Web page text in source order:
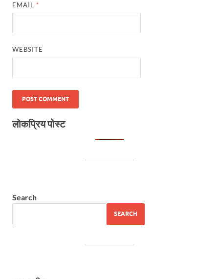
EMAIL *
WEBSITE
लोकप्रिय पोस्ट
Search
SEARCH